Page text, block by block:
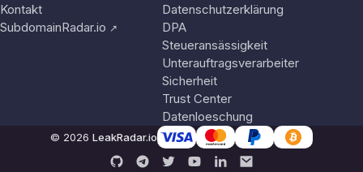
Kontakt
SubdomainRadar.io ↗
Datenschutzerklärung
DPA
Steueransässigkeit
Unterauftragsverarbeiter
Sicherheit
Trust Center
Datenloeschung
© 2026 LeakRadar.io